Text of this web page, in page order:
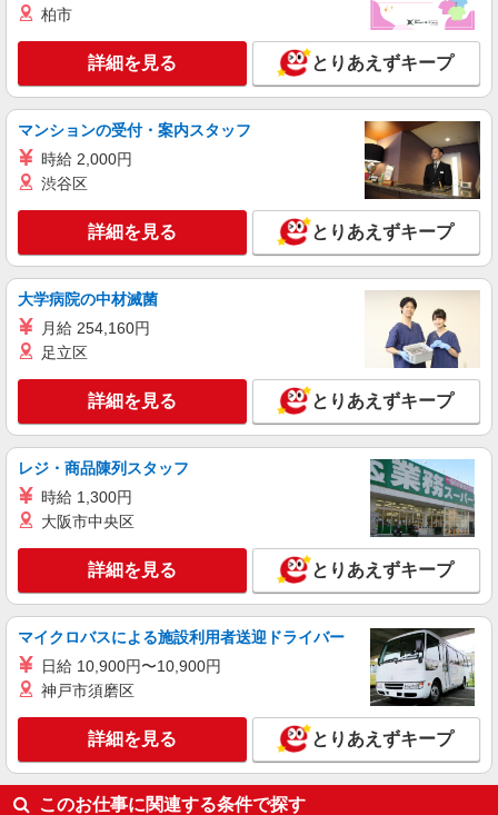
柏市
詳細を見る とりあえずキープ
マンションの受付・案内スタッフ
時給 2,000円
渋谷区
詳細を見る とりあえずキープ
大学病院の中材滅菌
月給 254,160円
足立区
詳細を見る とりあえずキープ
レジ・商品陳列スタッフ
時給 1,300円
大阪市中央区
詳細を見る とりあえずキープ
マイクロバスによる施設利用者送迎ドライバー
日給 10,900円〜10,900円
神戸市須磨区
詳細を見る とりあえずキープ
このお仕事に関連する条件で探す